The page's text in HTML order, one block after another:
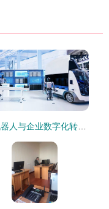
人形机器人与企业数字化转型的潜在链变——基于信息技术咨询服务视角的思考